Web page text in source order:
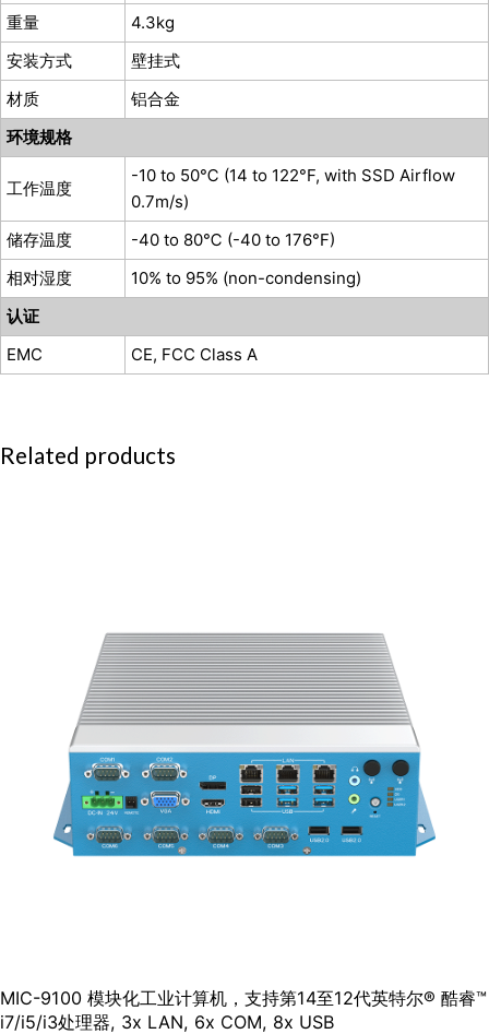
重量
4.3kg
安装方式
壁挂式
材质
铝合金
环境规格
工作温度
-10 to 50℃ (14 to 122°F, with SSD Airflow
0.7m/s)
储存温度
-40 to 80℃ (-40 to 176°F)
相对湿度
10% to 95% (non-condensing)
认证
EMC
CE, FCC Class A
Related products
MIC-9100 模块化⼯业计算机，⽀持第14⾄12代英特尔® 酷睿™
i7/i5/i3处理器, 3x LAN, 6x COM, 8x USB